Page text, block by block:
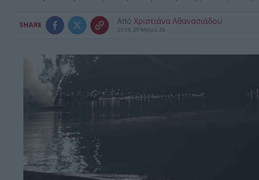
SHARE Από Χριστιάνα Αθανασιάδου
21:19, 29 Μαΐου 26